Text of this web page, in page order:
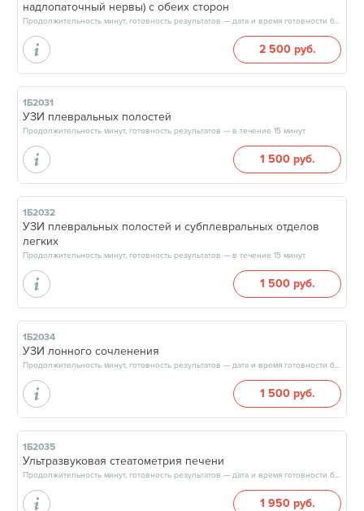
надлопаточный нервы) с обеих сторон
Продолжительность минут, готовность результатов — дата и время готовности будут сообщены врачом в день приёма
2 500 руб.
1Б2031
УЗИ плевральных полостей
Продолжительность минут, готовность результатов — в течение 15 минут
1 500 руб.
1Б2032
УЗИ плевральных полостей и субплевральных отделов
легких
Продолжительность минут, готовность результатов — в течение 15 минут
1 500 руб.
1Б2034
УЗИ лонного сочленения
Продолжительность минут, готовность результатов — дата и время готовности будут сообщены врачом в день приёма
1 500 руб.
1Б2035
Ультразвуковая стеатометрия печени
Продолжительность минут, готовность результатов — дата и время готовности будут сообщены врачом в день приёма
1 950 руб.